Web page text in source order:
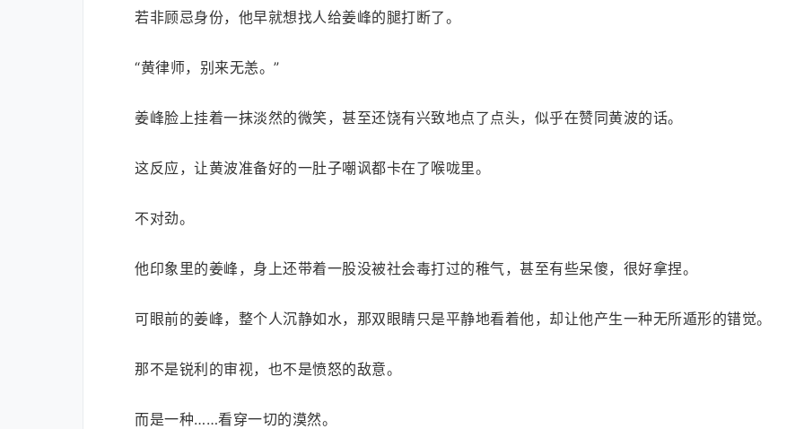
若非顾忌身份，他早就想找人给姜峰的腿打断了。
“黄律师，别来无恙。”
姜峰脸上挂着一抹淡然的微笑，甚至还饶有兴致地点了点头，似乎在赞同黄波的话。
这反应，让黄波准备好的一肚子嘲讽都卡在了喉咙里。
不对劲。
他印象里的姜峰，身上还带着一股没被社会毒打过的稚气，甚至有些呆傻，很好拿捏。
可眼前的姜峰，整个人沉静如水，那双眼睛只是平静地看着他，却让他产生一种无所遁形的错觉。
那不是锐利的审视，也不是愤怒的敌意。
而是一种……看穿一切的漠然。